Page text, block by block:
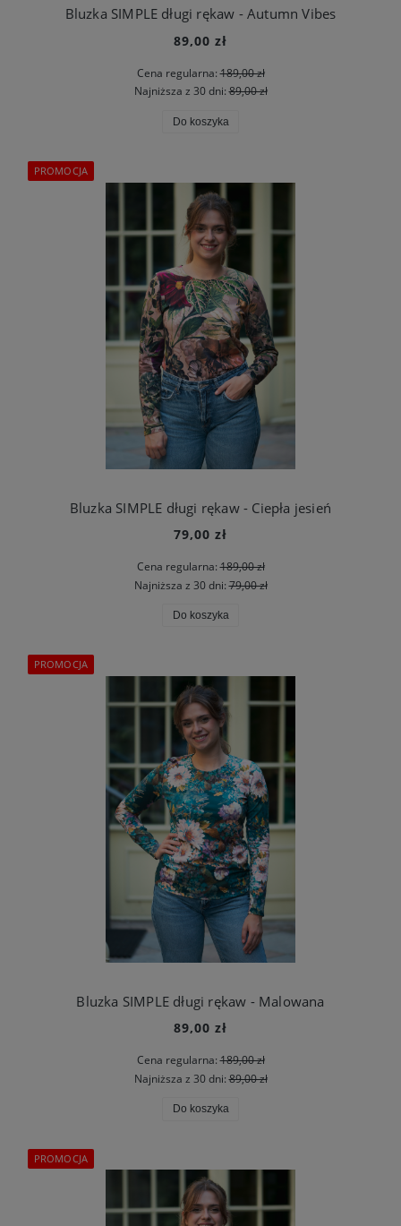
Bluzka SIMPLE długi rękaw - Autumn Vibes
89,00 zł
Cena regularna:189,00 zł
Najniższa z 30 dni:89,00 zł
Do koszyka
Bluzka SIMPLE długi rękaw - Ciepła jesień
79,00 zł
Cena regularna:189,00 zł
Najniższa z 30 dni:79,00 zł
Do koszyka
PROMOCJA
Bluzka SIMPLE długi rękaw - Malowana
89,00 zł
Cena regularna:189,00 zł
Najniższa z 30 dni:89,00 zł
Do koszyka
PROMOCJA
PROMOCJA